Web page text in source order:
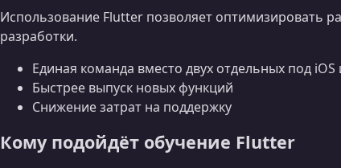
Использование Flutter позволяет оптимизировать
разработки.
Единая команда вместо двух отдельных под
Быстрее выпуск новых функций
Снижение затрат на поддержку
Кому подойдёт обучение Flutter